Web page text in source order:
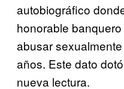
autobiográfico
honorable
abusar
años. Este dato
nueva lectura.